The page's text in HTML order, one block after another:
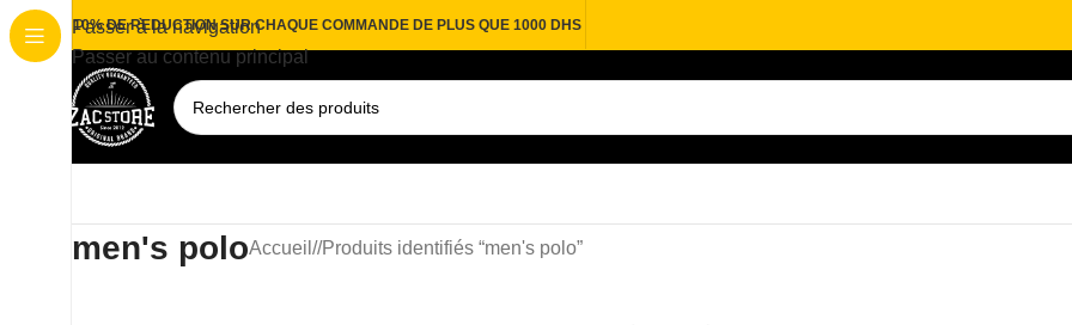
Passer à la navigation
Passer au contenu principal
10% DE REDUCTION SUR CHAQUE COMMANDE DE PLUS QUE 1000 DHS
men's poloAccueil / Produits identifiés “men's polo”